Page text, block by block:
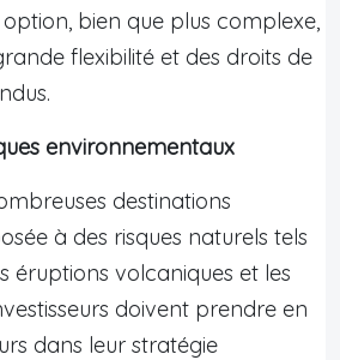
bien que plus complexe,
flexibilité et des droits de
environnementaux
destinations
à des risques naturels tels
éruptions volcaniques et les
doivent prendre en
dans leur stratégie